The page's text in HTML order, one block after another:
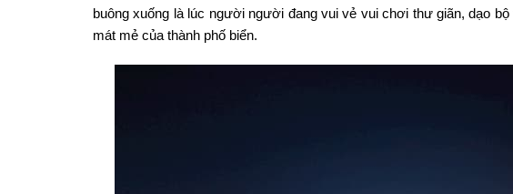
buông xuống là lúc người người đang vui vẻ vui chơi thư giãn, dạo
mát mẻ của thành phố biển.